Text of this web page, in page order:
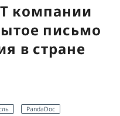
компании
письмо
в стране
PandaDoc